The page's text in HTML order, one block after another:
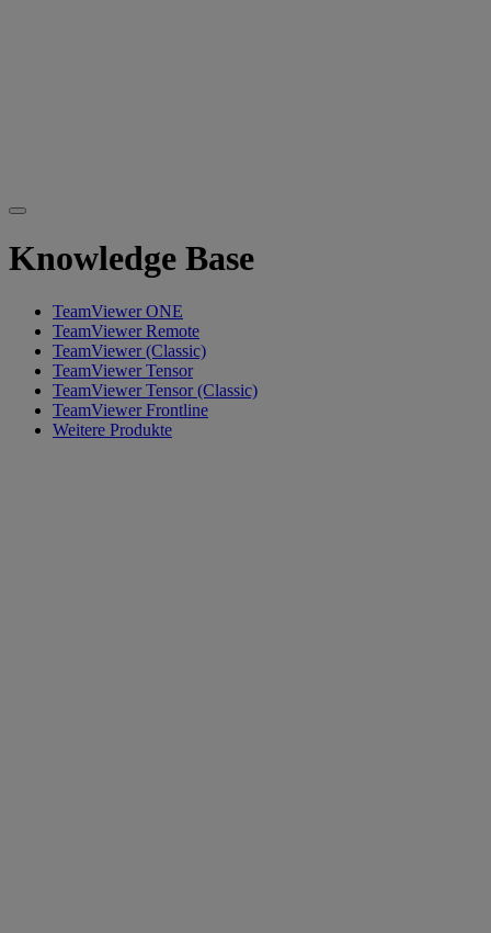
Knowledge Base
TeamViewer ONE
TeamViewer Remote
TeamViewer (Classic)
TeamViewer Tensor
TeamViewer Tensor (Classic)
TeamViewer Frontline
Weitere Produkte